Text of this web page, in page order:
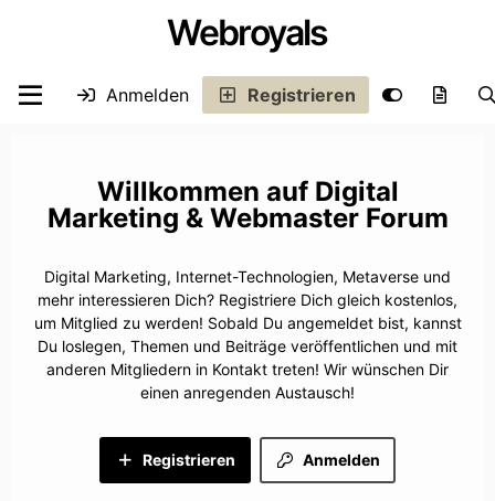
Webroyals
Anmelden Registrieren
Digital
Marketing & Webmaster Forum
Digital Marketing, Internet-Technologien, Metaverse und
mehr interessieren Dich? Registriere Dich gleich kostenlos,
um Mitglied zu werden! Sobald Du angemeldet bist, kannst
Du loslegen, Themen und Beiträge veröffentlichen und mit
anderen Mitgliedern in Kontakt treten! Wir wünschen Dir
einen anregenden Austausch!
Anmelden
Registrieren